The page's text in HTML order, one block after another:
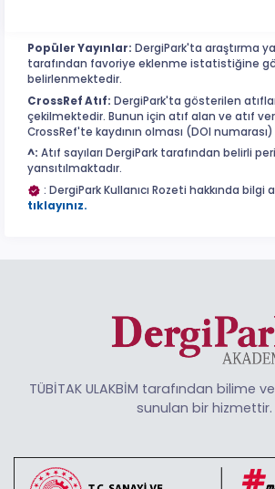
Popüler Yayınlar: DergiPark'ta araştırma
tarafından favoriye eklenme istatistiğine
belirlenmektedir.
CrossRef Atıf: DergiPark'ta gösterilen
çekilmektedir. Bunun için atıf alan ve atıf
CrossRef'te kaydının olması (DOI
^: Atıf sayıları DergiPark tarafından belirli
yansıtılmaktadır.
: DergiPark Kullanıcı Rozeti hakkında bilgi
tıklayınız.
TÜBİTAK ULAKBİM tarafından bilime
sunulan bir hizmettir.